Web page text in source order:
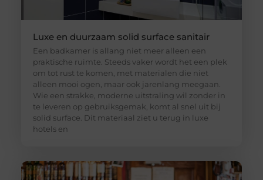
Luxe en duurzaam solid surface sanitair
Een badkamer is allang niet meer alleen een
praktische ruimte. Steeds vaker wordt het een plek
om tot rust te komen, met materialen die niet
alleen mooi ogen, maar ook jarenlang meegaan.
Wie een strakke, moderne uitstraling wil zonder in
te leveren op gebruiksgemak, komt al snel uit bij
solid surface. Dit materiaal ziet u terug in luxe
hotels en